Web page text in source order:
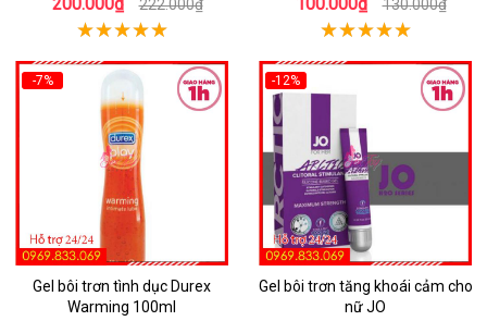
222.000₫ 130.000₫
-7%
Gel bôi trơn tình dục Durex
Warming 100ml
-12%
Gel bôi trơn tăng khoái cảm cho
nữ JO